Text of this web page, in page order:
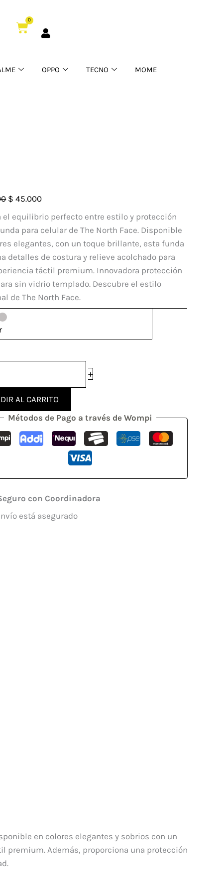
0
Cart
OPPO TECNO MOME
El
precio
original
era:
$ 60.000.
$ 45.000El
precio
actual
$ 45.000.
el equilibrio perfecto entre estilo y protección
para celular de The North Face. Disponible
elegantes, con un toque brillante, esta funda
detalles de costura y relieve acolchado para
táctil premium. Innovadora protección
sin vidrio templado. Descubre el estilo
de The North Face.
+
AL CARRITO
Métodos de Pago a través de Wompi
con Coordinadora
está asegurado
en colores elegantes y sobrios con un
premium. Además, proporciona una protección